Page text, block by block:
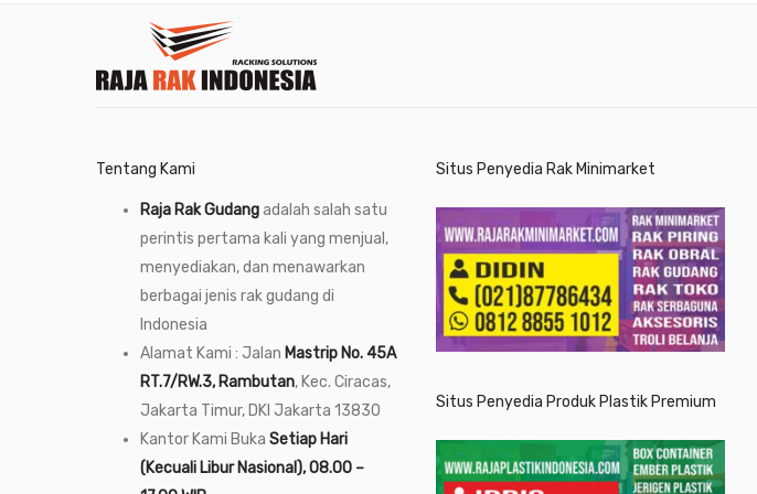
Tentang Kami
Raja Rak Gudangadalah salah satu
perintis pertama kali yang menjual,
menyediakan, dan menawarkan
berbagai jenis rak gudang di
Indonesia
Alamat Kami : Jalan Mastrip No. 45A
RT.7/RW.3, Rambutan, Kec. Ciracas,
Jakarta Timur, DKI Jakarta 13830
Kantor Kami Buka Setiap Hari
(Kecuali Libur Nasional), 08.00 –
Situs Penyedia Rak Minimarket
Situs Penyedia Produk Plastik Premium